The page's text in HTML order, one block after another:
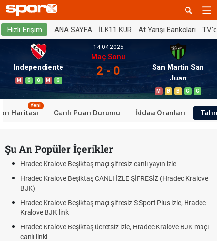
Hızlı Erişim ANA SAYFA İLK11 KUR At Yarışı Bankoları
Independiente
M G G M G
14.04.2025
Maç Sonu
2 - 0
San Martin San
Juan
M B B G G
Haritası
Yeni
Canlı Puan Durumu İddaa Oranları
Şu An Popüler İçerikler
Hradec Kralove Beşiktaş maçı şifresiz canlı yayın izle
Hradec Kralove Beşiktaş CANLI İZLE ŞİFRESİZ (Hradec Kralove
BJK)
Hradec Kralove Beşiktaş maçı şifresiz S Sport Plus izle, Hradec
Kralove BJK link
Hradec Kralove Beşiktaş ücretsiz izle, Hradec Kralove BJK maçı
canlı linki